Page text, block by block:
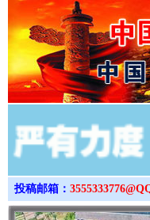
投稿邮箱：